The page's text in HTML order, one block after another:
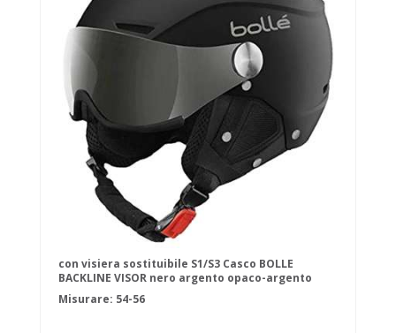
con visiera sostituibile S1/S3 Casco BOLLE
BACKLINE VISOR nero argento opaco-argento
canna di fucile
Misurare: 54-56